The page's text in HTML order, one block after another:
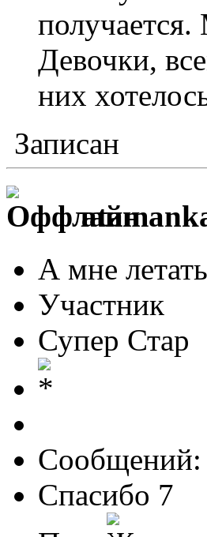
Девочки,
них
Записан
А мне
Участник
Супер Стар
Сообщений:
Спасибо 7